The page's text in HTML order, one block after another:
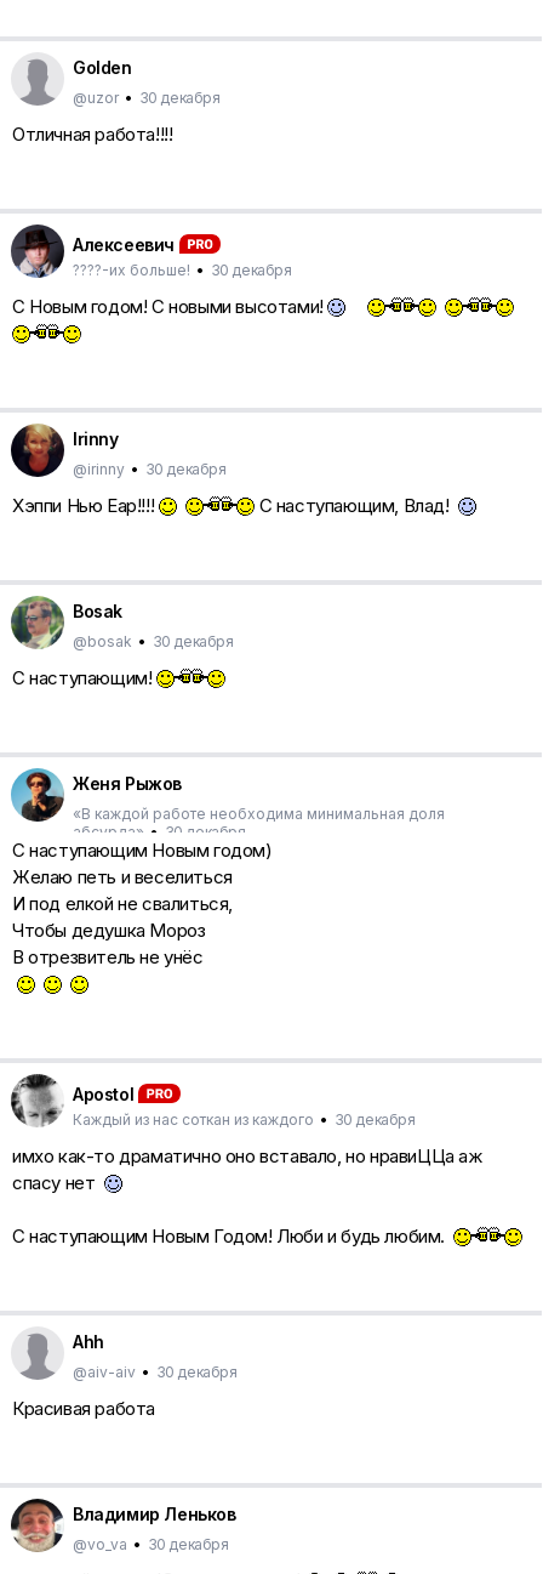
Golden
@uzor • 30 декабря
Отличная работа!!!!
Алексеевич
????-их больше! • 30 декабря
С Новым годом! С новыми высотами!
Irinny
@irinny • 30 декабря
Хэппи Нью Еар!!!! С наступающим, Влад!
Bosak
@bosak • 30 декабря
С наступающим!
Женя Рыжов
«В каждой работе необходима минимальная доля
абсурда» • 30 декабря
С наступающим Новым годом)
Желаю петь и веселиться
И под елкой не свалиться,
Чтобы дедушка Мороз
В отрезвитель не унёс
Apostol
Каждый из нас соткан из каждого • 30 декабря
имхо как-то драматично оно вставало, но нравиЦЦа аж
спасу нет
С наступающим Новым Годом! Люби и будь любим.
Ahh
@aiv-aiv • 30 декабря
Красивая работа
Владимир Леньков
@vo_va • 30 декабря